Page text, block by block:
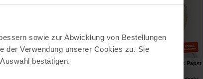
sowie zur Abwicklung von Bestellungen
der Verwendung unserer Cookies zu. Sie
bestätigen.
Stefan von Kempis Papst